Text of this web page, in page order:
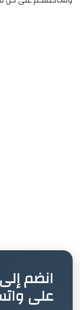
انضم إلى
على